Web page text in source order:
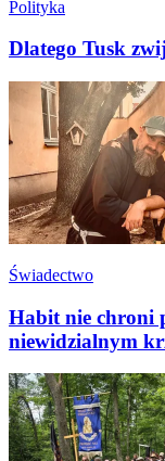
Polityka
Dlatego Tusk
Świadectwo
Habit nie chroni
niewidzialnym